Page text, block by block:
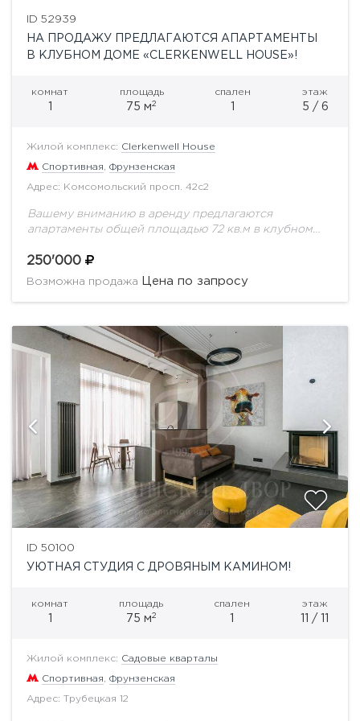
ID 52939
НА ПРОДАЖУ ПРЕДЛАГАЮТСЯ АПАРТАМЕНТЫ
В КЛУБНОМ ДОМЕ «CLERKENWELL HOUSE»!
комнат
1
площадь
75 м2
спален
1
этаж
5 / 6
Жилой комплекс: Clerkenwell House
Спортивная Фрунзенская
Адрес: Комсомольский просп. 42с2
Вашему вниманию в аренду предлагаются
апартаменты общей площадью 72 кв.м в клубном
адресу: Комсомольский проспект, 42с2.ЖК
"Clerkenwell House" - клубный дом, с...
250'000
Возможна продажа Цена по запросу
ID 50100
УЮТНАЯ СТУДИЯ С ДРОВЯНЫМ КАМИНОМ!
комнат
1
площадь
75 м2
спален
1
этаж
11 / 11
Жилой комплекс: Садовые кварталы
Спортивная Фрунзенская
Адрес: Трубецкая 12